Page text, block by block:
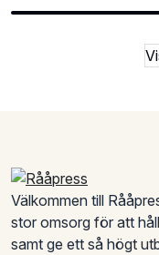
Sidfot
Välkommen till
stor omsorg för att
samt ge ett så högt